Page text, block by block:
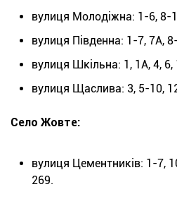
вулиця Молодіжна: 1-6, 8-
вулиця Південна: 1-7, 7А,
вулиця Шкільна: 1, 1А, 4, 6,
вулиця Щаслива: 3, 5-10,
Село Жовте:
вулиця Цементників: 1-7,
269.